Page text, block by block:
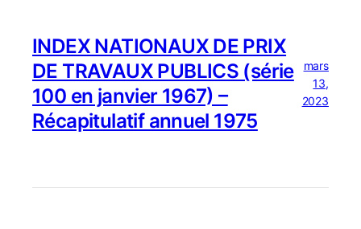
INDEX NATIONAUX DE PRIX
DE TRAVAUX PUBLICS (série
100 en janvier 1967) –
Récapitulatif annuel 1975
mars
13,
2023